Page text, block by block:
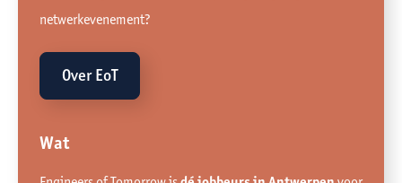
netwerkevenement?
Over EoT
Wat